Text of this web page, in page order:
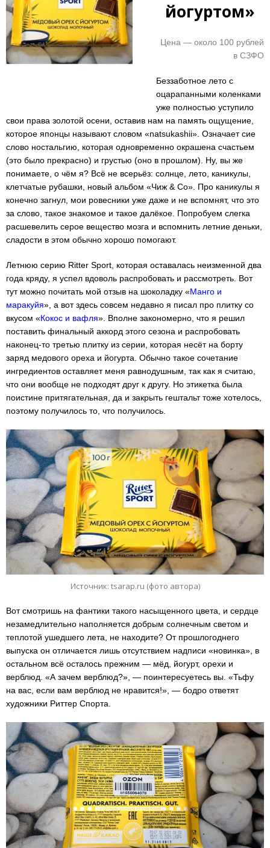
йогуртом»
Цена — около 100 рублей
в СЗФО
Беззаботное лето с
оцарапанными коленками
уже полностью уступило
свои права золотой осени, оставив нам на память ощущение,
которое японцы называют словом «natsukashii». Означает сие
слово ностальгию, которая одновременно окрашена счастьем
(это было прекрасно) и грустью (оно в прошлом). Ну, вы же
понимаете, о чём я? Всё не всерьёз: солнце, лето, каникулы,
клетчатые рубашки, новый альбом «Чиж & Co». Про каникулы я
конечно загнул, мои ровесники уже даже и не вспомнят, что это
за слово, такое знакомое и такое далёкое. Попробуем слегка
расшевелить серое вещество мозга и вспомнить летние деньки,
сладости в этом обычно хорошо помогают.
Летнюю серию Ritter Sport, которая оставалась неизменной два
года кряду, я успел вдоволь распробовать и рассмотреть. Вот
тут можно почитать мой отзыв на шоколадку «Манго и
маракуйя», а вот здесь совсем недавно я писал про плитку со
вкусом «Кокос и вафля». Вполне закономерно, что я решил
поставить финальный аккорд этого сезона и распробовать
наконец-то третью плитку из серии, которая несёт на борту
заряд медового ореха и йогурта. Обычно такое сочетание
ингредиентов оставляет меня равнодушным, так как я считаю,
что они вообще не подходят друг к другу. Но этикетка была
поистине притягательная, да и закрыть гештальт тоже хотелось,
поэтому получилось то, что получилось.
Источник: tsarap.ru (фото автора)
Вот смотришь на фантики такого насыщенного цвета, и сердце
незамедлительно наполняется добрым солнечным светом и
теплотой ушедшего лета, не находите? От прошлогоднего
выпуска он отличается лишь отсутствием надписи «новинка», в
остальном всё осталось прежним — мёд, йогурт, орехи и
верблюд. «А зачем верблюд?», — поинтересуетесь вы. «Тьфу
на вас, если вам верблюд не нравится!», — бодро ответят
художники Риттер Спорта.